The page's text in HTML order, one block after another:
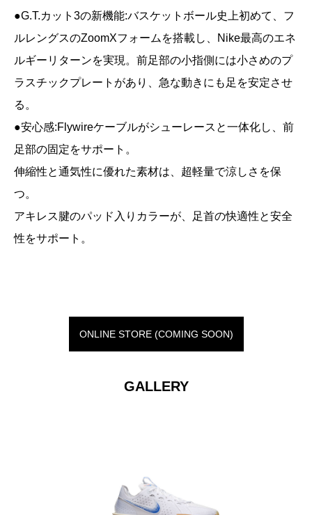
●G.T.カット3の新機能:バスケットボール史上初めて、フ
ルレングスのZoomXフォームを搭載し、Nike最高のエネ
ルギーリターンを実現。前足部の小指側には小さめのプ
ラスチックプレートがあり、急な動きにも足を安定させ
る。
●安心感:Flywireケーブルがシューレースと一体化し、前
足部の固定をサポート。
伸縮性と通気性に優れた素材は、超軽量で涼しさを保
つ。
アキレス腱のパッド入りカラーが、足首の快適性と安全
性をサポート。
ONLINE STORE (COMING SOON)
GALLERY